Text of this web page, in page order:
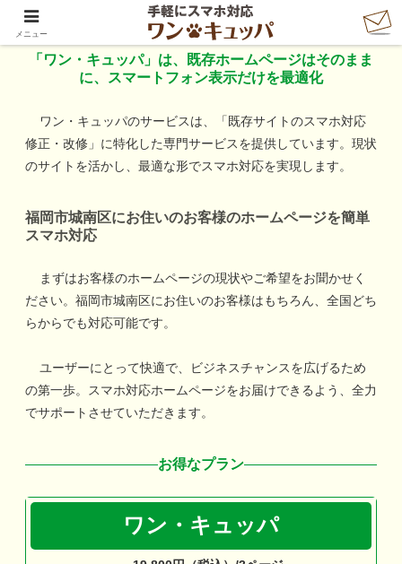
「ワン・キュッパ」で手軽にスマホ対応
「ワン・キュッパ」は、既存ホームページはそのまま
に、スマートフォン表示だけを最適化
ワン・キュッパのサービスは、「既存サイトのスマホ対応
修正・改修」に特化した専門サービスを提供しています。現状
のサイトを活かし、最適な形でスマホ対応を実現します。
福岡市城南区にお住いのお客様のホームページを簡単
スマホ対応
まずはお客様のホームページの現状やご希望をお聞かせく
ださい。 福岡市城南区にお住いのお客様はもちろん、全国どち
らからでも対応可能です。
ユーザーにとって快適で、ビジネスチャンスを広げるため
の第一歩。スマホ対応ホームページをお届けできるよう、全力
でサポートさせていただきます。
お得なプラン
ワン・キュッパ
メニュー